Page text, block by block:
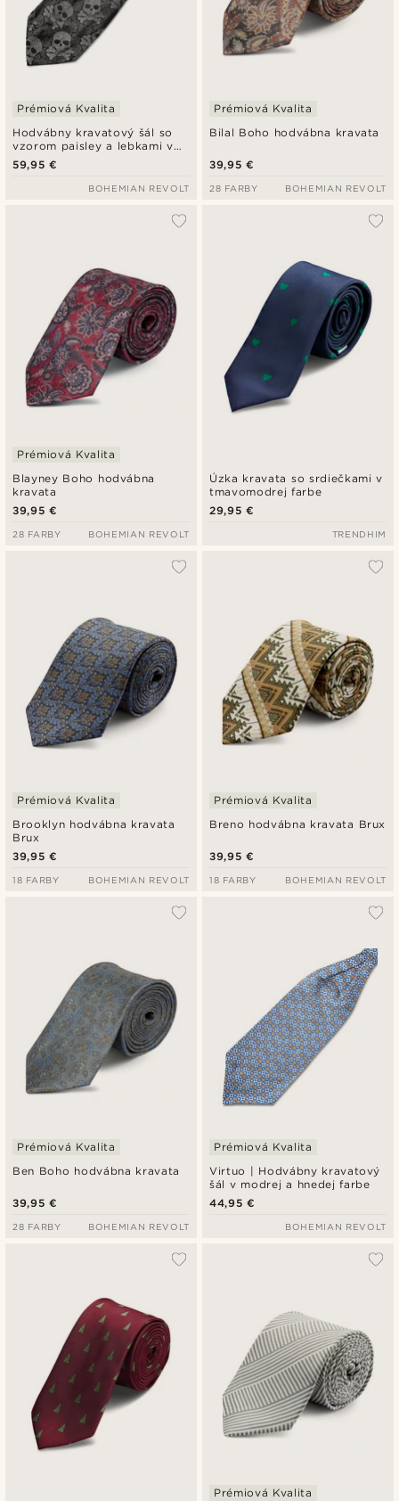
Hodvábny kravatový šál so
vzorom paisley a lebkami v
čiernej a sivej farbe
Prémiová Kvalita
59,95 €
BOHEMIAN REVOLT
Bilal Boho hodvábna kravata
Prémiová Kvalita
39,95 €
28 FARBY BOHEMIAN REVOLT
Blayney Boho hodvábna
kravata
Prémiová Kvalita
39,95 €
28 FARBY BOHEMIAN REVOLT
Úzka kravata so srdiečkami v
tmavomodrej farbe
29,95 €
TRENDHIM
Brooklyn hodvábna kravata
Brux
Prémiová Kvalita
39,95 €
18 FARBY BOHEMIAN REVOLT
Breno hodvábna kravata Brux
Prémiová Kvalita
39,95 €
18 FARBY BOHEMIAN REVOLT
Ben Boho hodvábna kravata
Prémiová Kvalita
39,95 €
28 FARBY BOHEMIAN REVOLT
Virtuo | Hodvábny kravatový
šál v modrej a hnedej farbe
Prémiová Kvalita
44,95 €
BOHEMIAN REVOLT
Prémiová Kvalita